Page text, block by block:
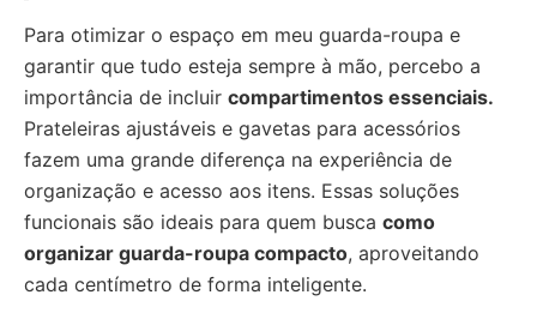
Para otimizar o espaço em meu guarda-roupa e
garantir que tudo esteja sempre à mão, percebo a
importância de incluir compartimentos essenciais.
Prateleiras ajustáveis e gavetas para acessórios
fazem uma grande diferença na experiência de
organização e acesso aos itens. Essas soluções
funcionais são ideais para quem busca como
organizar guarda-roupa compacto, aproveitando
cada centímetro de forma inteligente.